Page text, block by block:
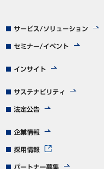
サービス/ソリューション
セミナー/イベント
インサイト
サステナビリティ
法定公告
企業情報
採用情報
パートナー募集